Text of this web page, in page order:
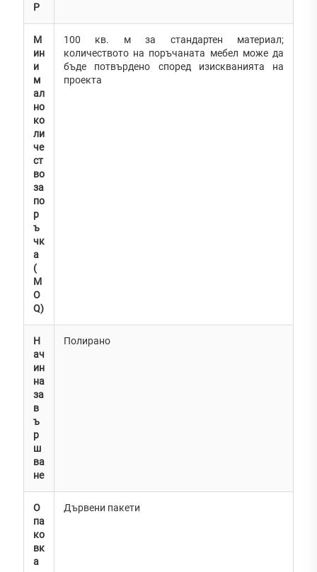
Р
М
ин
и
м
ал
но
ко
ли
че
ст
во
за
по
р
ъ
чк
а
(
M
O
Q)
100 кв. м за стандартен материал;
количеството на поръчаната мебел може да
бъде потвърдено според изискванията на
проекта
Н
ач
ин
на
за
в
ъ
р
ш
ва
не
Полирано
О
па
ко
вк
а
Дървени пакети